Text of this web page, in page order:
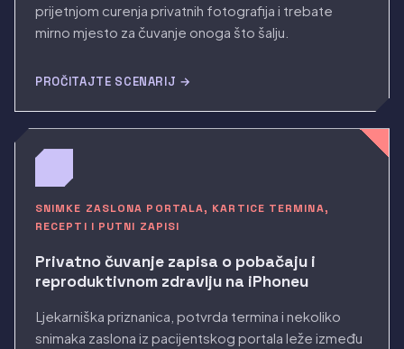
prijetnjom curenja privatnih fotografija i trebate
mirno mjesto za čuvanje onoga što šalju.
PROČITAJTE SCENARIJ →
SNIMKE ZASLONA PORTALA, KARTICE TERMINA,
RECEPTI I PUTNI ZAPISI
Privatno čuvanje zapisa o pobačaju i
reproduktivnom zdravlju na iPhoneu
Ljekarniška priznanica, potvrda termina i nekoliko
snimaka zaslona iz pacijentskog portala leže između